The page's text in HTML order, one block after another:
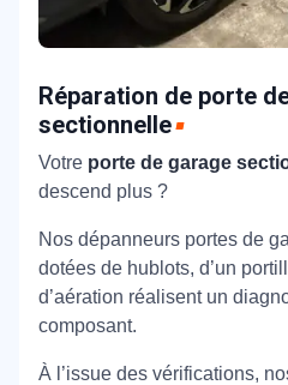
Réparation de porte
sectionnelle
Votre porte de garage
descend plus ?
Nos dépanneurs portes de
dotées de hublots, d’un
d’aération réalisent un
composant.
À l’issue des vérifications,